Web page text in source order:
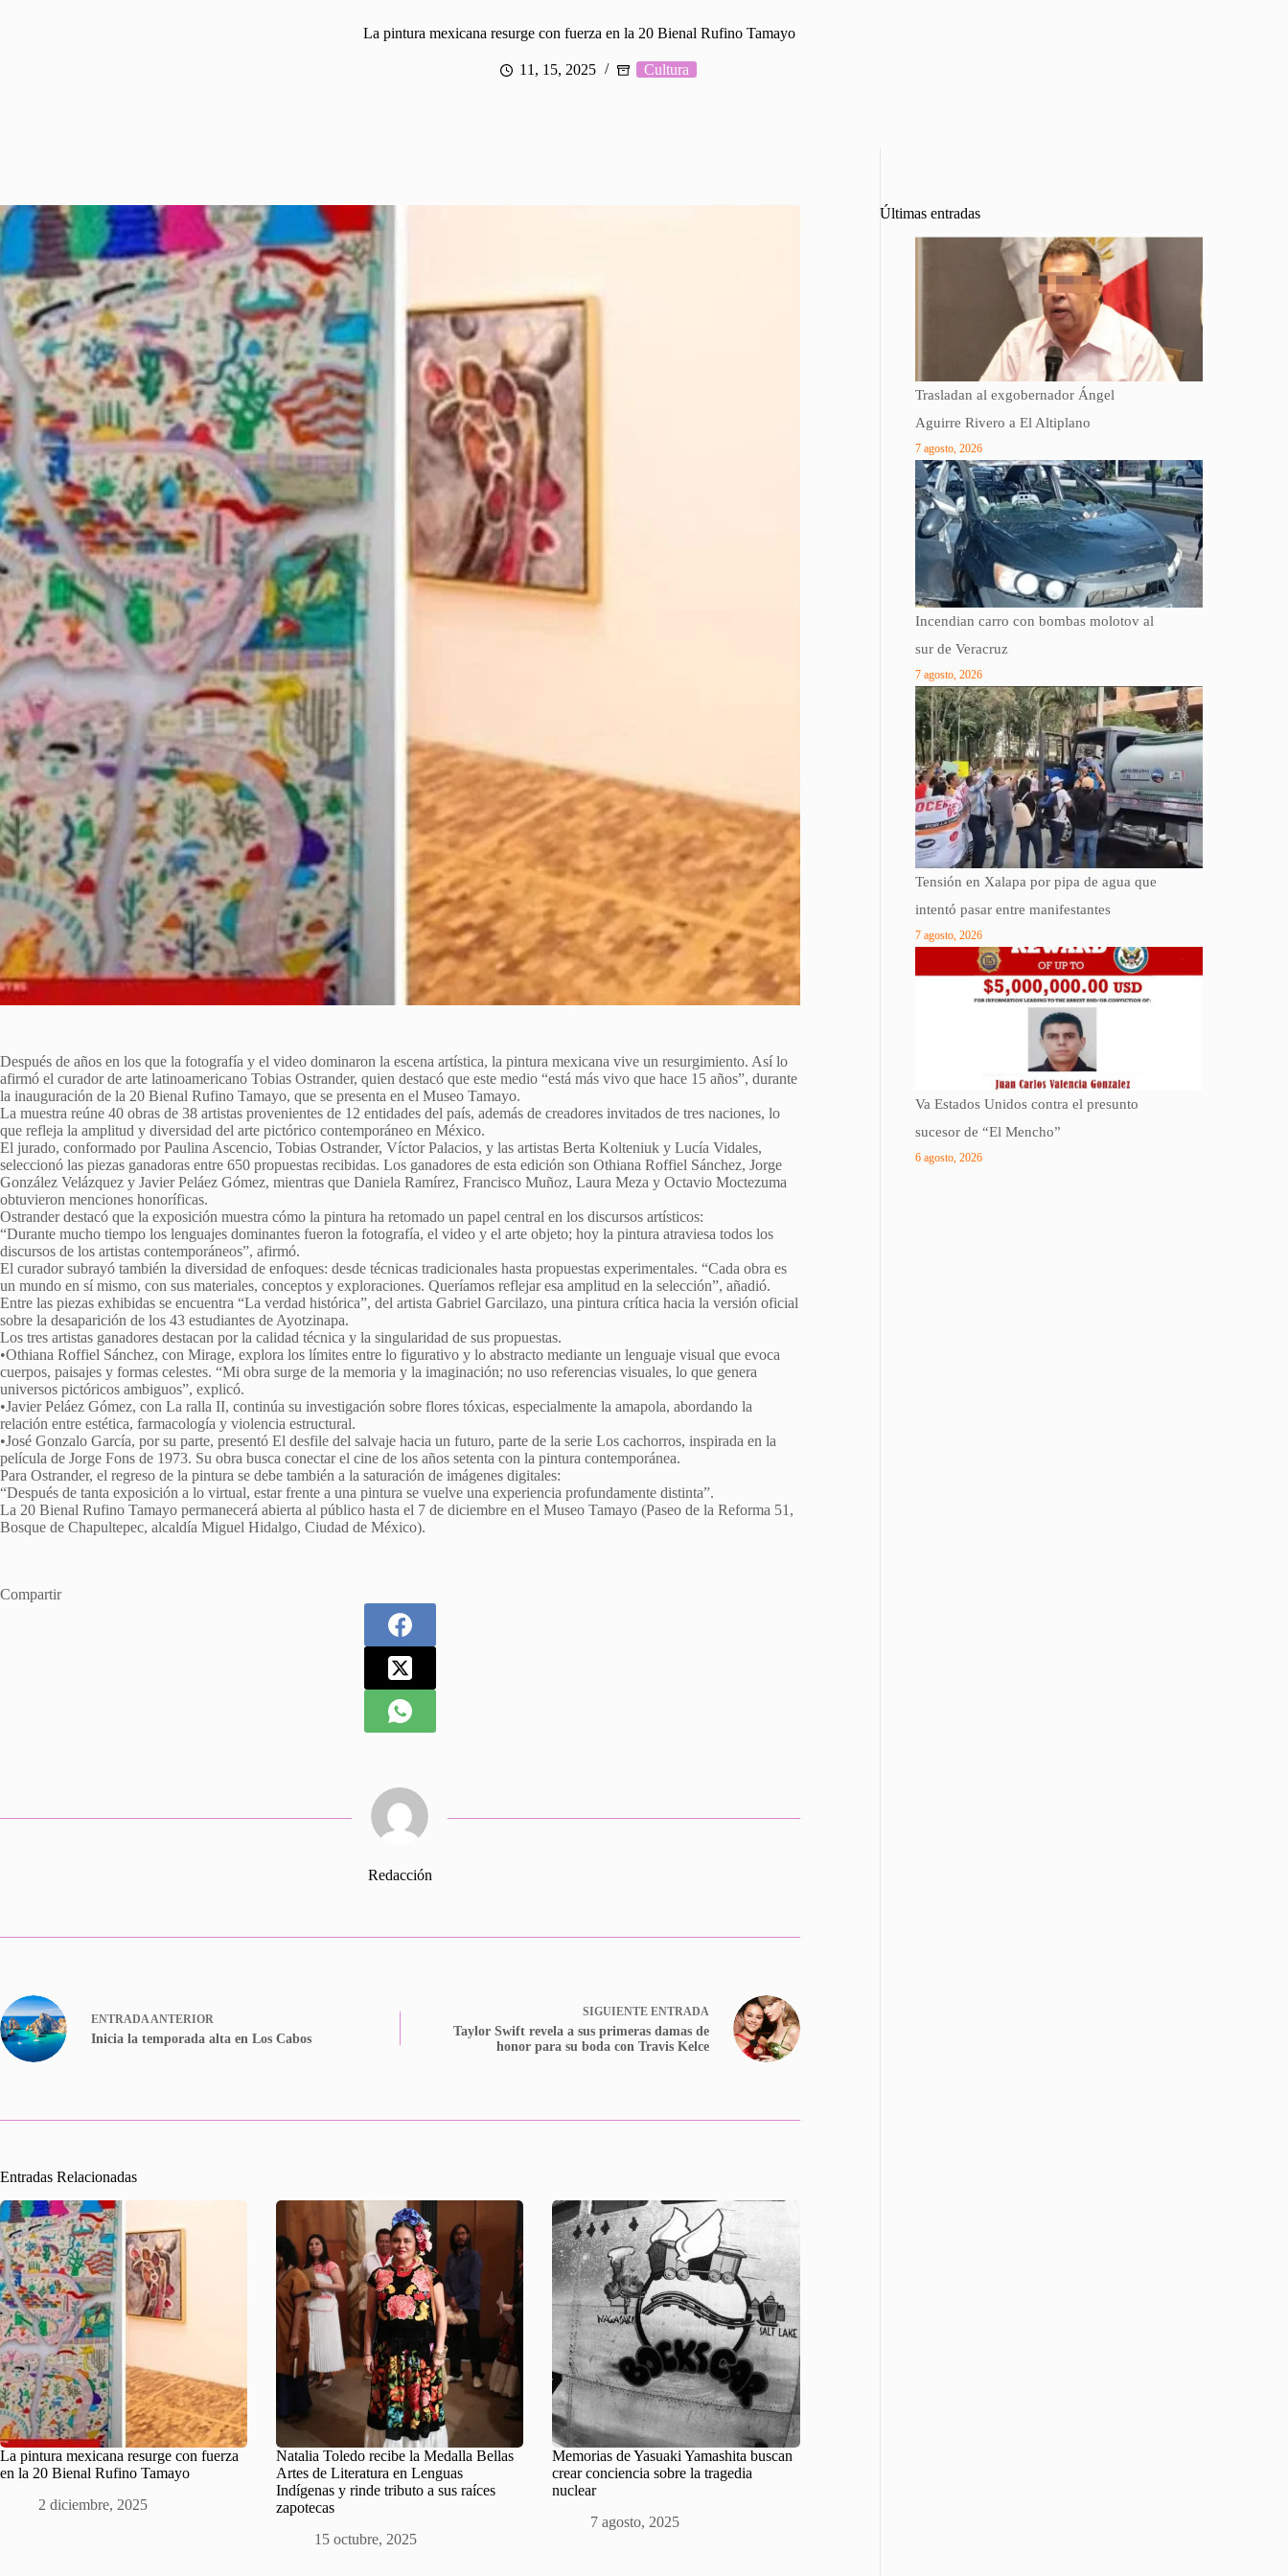
La pintura mexicana resurge con fuerza en la 20 Bienal Rufino Tamayo
11, 15, 2025 Cultura
Después de años en los que la fotografía y el video dominaron la escena artística, la pintura mexicana vive un resurgimiento. Así lo
afirmó el curador de arte latinoamericano Tobias Ostrander, quien destacó que este medio “está más vivo que hace 15 años”, durante
la inauguración de la 20 Bienal Rufino Tamayo, que se presenta en el Museo Tamayo.
La muestra reúne 40 obras de 38 artistas provenientes de 12 entidades del país, además de creadores invitados de tres naciones, lo
que refleja la amplitud y diversidad del arte pictórico contemporáneo en México.
El jurado, conformado por Paulina Ascencio, Tobias Ostrander, Víctor Palacios, y las artistas Berta Kolteniuk y Lucía Vidales,
seleccionó las piezas ganadoras entre 650 propuestas recibidas. Los ganadores de esta edición son Othiana Roffiel Sánchez, Jorge
González Velázquez y Javier Peláez Gómez, mientras que Daniela Ramírez, Francisco Muñoz, Laura Meza y Octavio Moctezuma
obtuvieron menciones honoríficas.
Ostrander destacó que la exposición muestra cómo la pintura ha retomado un papel central en los discursos artísticos:
“Durante mucho tiempo los lenguajes dominantes fueron la fotografía, el video y el arte objeto; hoy la pintura atraviesa todos los
discursos de los artistas contemporáneos”, afirmó.
El curador subrayó también la diversidad de enfoques: desde técnicas tradicionales hasta propuestas experimentales. “Cada obra es
un mundo en sí mismo, con sus materiales, conceptos y exploraciones. Queríamos reflejar esa amplitud en la selección”, añadió.
Entre las piezas exhibidas se encuentra “La verdad histórica”, del artista Gabriel Garcilazo, una pintura crítica hacia la versión oficial
sobre la desaparición de los 43 estudiantes de Ayotzinapa.
Los tres artistas ganadores destacan por la calidad técnica y la singularidad de sus propuestas.
•Othiana Roffiel Sánchez, con Mirage, explora los límites entre lo figurativo y lo abstracto mediante un lenguaje visual que evoca
cuerpos, paisajes y formas celestes. “Mi obra surge de la memoria y la imaginación; no uso referencias visuales, lo que genera
universos pictóricos ambiguos”, explicó.
•Javier Peláez Gómez, con La ralla II, continúa su investigación sobre flores tóxicas, especialmente la amapola, abordando la
relación entre estética, farmacología y violencia estructural.
•José Gonzalo García, por su parte, presentó El desfile del salvaje hacia un futuro, parte de la serie Los cachorros, inspirada en la
película de Jorge Fons de 1973. Su obra busca conectar el cine de los años setenta con la pintura contemporánea.
Para Ostrander, el regreso de la pintura se debe también a la saturación de imágenes digitales:
“Después de tanta exposición a lo virtual, estar frente a una pintura se vuelve una experiencia profundamente distinta”.
La 20 Bienal Rufino Tamayo permanecerá abierta al público hasta el 7 de diciembre en el Museo Tamayo (Paseo de la Reforma 51,
Bosque de Chapultepec, alcaldía Miguel Hidalgo, Ciudad de México).
Compartir
Redacción
ENTRADAANTERIOR
Inicia la temporada alta en Los Cabos
SIGUIENTE ENTRADA
Taylor Swift revela a sus primeras damas de
honor para su boda con Travis Kelce
Entradas Relacionadas
La pintura mexicana resurge con fuerza
en la 20 Bienal Rufino Tamayo
2 diciembre, 2025
Natalia Toledo recibe la Medalla Bellas
Artes de Literatura en Lenguas
Indígenas y rinde tributo a sus raíces
zapotecas
15 octubre, 2025
Memorias de Yasuaki Yamashita buscan
crear conciencia sobre la tragedia
nuclear
7 agosto, 2025
Últimas entradas
Trasladan al exgobernador Ángel
Aguirre Rivero a El Altiplano
7 agosto, 2026
Incendian carro con bombas molotov al
sur de Veracruz
7 agosto, 2026
Tensión en Xalapa por pipa de agua que
intentó pasar entre manifestantes
7 agosto, 2026
Va Estados Unidos contra el presunto
sucesor de “El Mencho”
6 agosto, 2026